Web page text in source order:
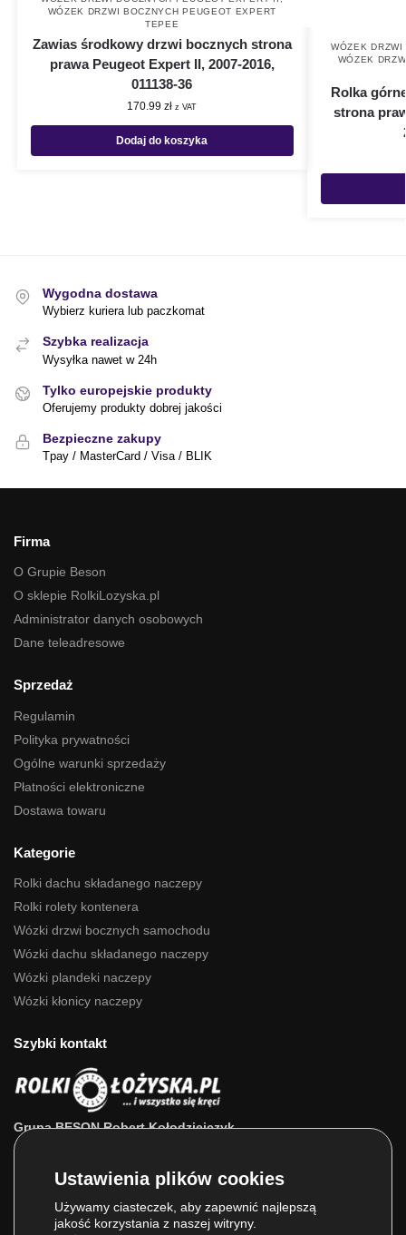
WÓZEK DRZWI BOCZNYCH PEUGEOT EXPERT
TEPEE
Zawias środkowy drzwi bocznych strona
prawa Peugeot Expert II, 2007-2016,
011138-36
170.99zł z VAT
Dodaj do koszyka
WÓZEK
WÓZEK
Rolka
strona
Wygodna dostawa
Wybierz kuriera lub paczkomat
Szybka realizacja
Wysyłka nawet w 24h
Tylko europejskie produkty
Oferujemy produkty dobrej jakości
Bezpieczne zakupy
Tpay / MasterCard / Visa / BLIK
Firma
O Grupie Beson
O sklepie RolkiLozyska.pl
Administrator danych osobowych
Dane teleadresowe
Sprzedaż
Regulamin
Polityka prywatności
Ogólne warunki sprzedaży
Płatności elektroniczne
Dostawa towaru
Kategorie
Rolki dachu składanego naczepy
Rolki rolety kontenera
Wózki drzwi bocznych samochodu
Wózki dachu składanego naczepy
Wózki plandeki naczepy
Wózki kłonicy naczepy
Szybki kontakt
Grupa BESON Robert Kołodziejczyk
ul. Powstańców Wlkp. 63a
E-mail:sklep@rolkilozyska.pl
Używamy ciasteczek, aby zapewnić najlepszą
jakość korzystania z naszej witryny.